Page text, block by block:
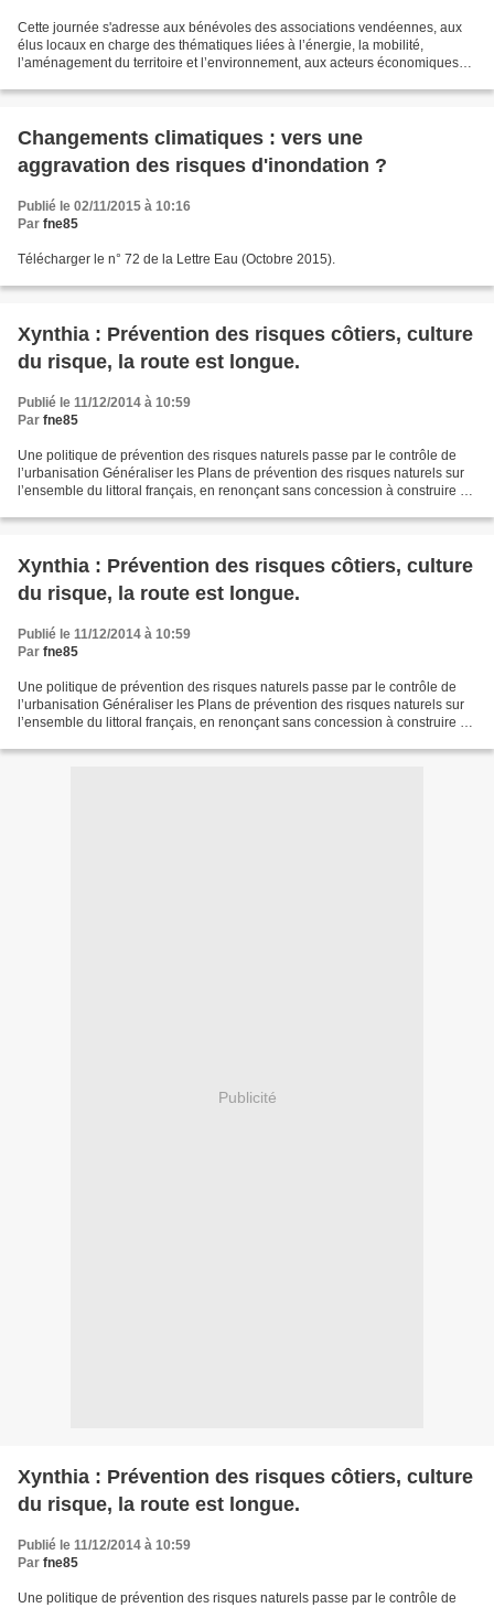
Cette journée s'adresse aux bénévoles des associations vendéennes, aux
élus locaux en charge des thématiques liées à l’énergie, la mobilité,
l’aménagement du territoire et l’environnement, aux acteurs économiques
Changements climatiques : vers une
aggravation des risques d'inondation ?
Publié le 02/11/2015 à 10:16
Par fne85
Télécharger le n° 72 de la Lettre Eau (Octobre 2015).
Xynthia : Prévention des risques côtiers, culture
du risque, la route est longue.
Publié le 11/12/2014 à 10:59
Par fne85
Une politique de prévention des risques naturels passe par le contrôle de
l’urbanisation Généraliser les Plans de prévention des risques naturels sur
l’ensemble du littoral français, en renonçant sans concession à construire en
Xynthia : Prévention des risques côtiers, culture
du risque, la route est longue.
Publié le 11/12/2014 à 10:59
Par fne85
Une politique de prévention des risques naturels passe par le contrôle de
l’urbanisation Généraliser les Plans de prévention des risques naturels sur
l’ensemble du littoral français, en renonçant sans concession à construire en
Publicité
Xynthia : Prévention des risques côtiers, culture
du risque, la route est longue.
Publié le 11/12/2014 à 10:59
Par fne85
Une politique de prévention des risques naturels passe par le contrôle de